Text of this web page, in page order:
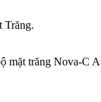
Trăng.
mặt trăng Nova-